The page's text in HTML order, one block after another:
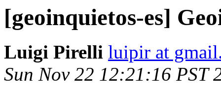
[geoinquietos-es]
Luigi Pirelli luipir at
Sun Nov 22 12:21:16 PST